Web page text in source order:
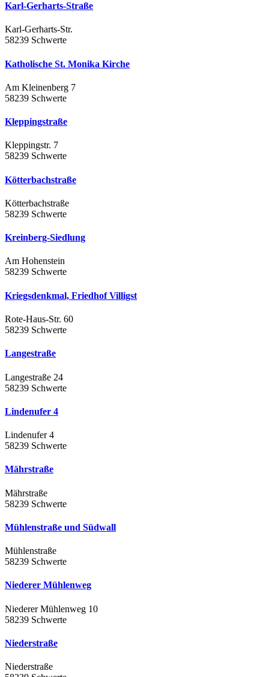
Karl-Gerharts-Straße
Karl-Gerharts-Str.
58239 Schwerte
Katholische St. Monika Kirche
Am Kleinenberg 7
58239 Schwerte
Kleppingstraße
Kleppingstr. 7
58239 Schwerte
Kötterbachstraße
Kötterbachstraße
58239 Schwerte
Kreinberg-Siedlung
Am Hohenstein
58239 Schwerte
Kriegsdenkmal, Friedhof Villigst
Rote-Haus-Str. 60
58239 Schwerte
Langestraße
Langestraße 24
58239 Schwerte
Lindenufer 4
Lindenufer 4
58239 Schwerte
Mährstraße
Mährstraße
58239 Schwerte
Mühlenstraße und Südwall
Mühlenstraße
58239 Schwerte
Niederer Mühlenweg
Niederer Mühlenweg 10
58239 Schwerte
Niederstraße
Niederstraße